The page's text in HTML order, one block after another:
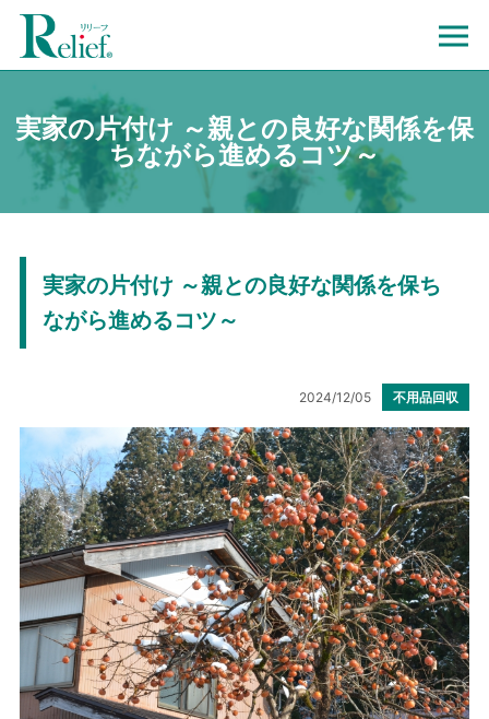
実家の片付け ～親との良好な関係を保
ちながら進めるコツ～
実家の片付け ～親との良好な関係を保ち
ながら進めるコツ～
2024/12/05 不用品回収